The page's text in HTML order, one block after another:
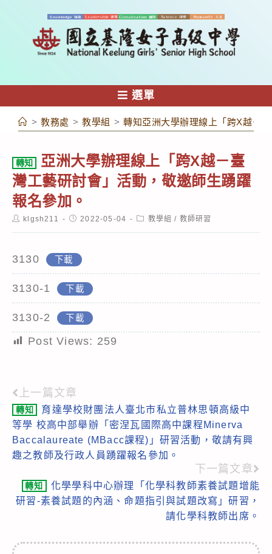
容
選單
> 教務處 > 教學組 > 轉知亞洲大學辦理線上「跨X越－
轉知
亞洲大學辦理線上「跨X越－臺
灣工藝研討會」活動，敬邀師生踴躍
報名參加。
Postklgsh211
Post2022-05-04
Post教學組 / 教師研習
3130 下載
3130-1 下載
3130-2 下載
Post Views: 259
Read
more
articles
上一篇文章
轉知
育達學校財團法人臺北市私立普林思頓高級中
等學 校高中部舉辦「密涅瓦國際高中課程Minerva
Baccalaureate (MBacc課程)」研習活動，敬請有興
趣之教師及行政人員踴躍報名參加。
下一篇文章
轉知
化學學科中心辦理「化學科教師素養試題增能
研習-素養試題的內涵、命題指引與試題改寫」研習，
請化學科教師出席。